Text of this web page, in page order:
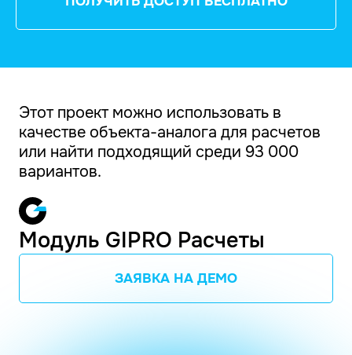
Этот проект можно использовать в
качестве объекта-аналога для расчетов
или найти подходящий среди 93 000
вариантов.
Модуль GIPRO Расчеты
ЗАЯВКА НА ДЕМО